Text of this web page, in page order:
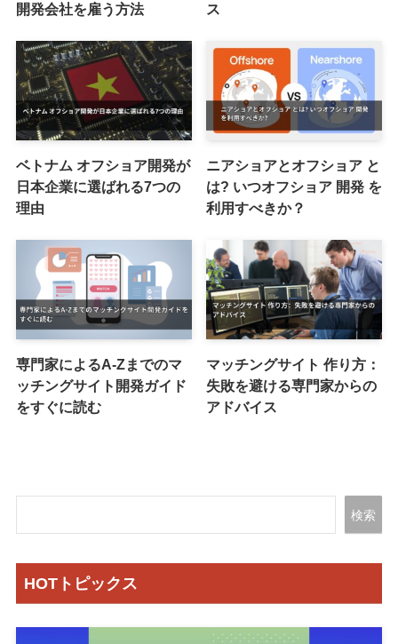
開発会社を雇う方法
ス
ベトナム オフショア開発が
日本企業に選ばれる7つの
理由
ニアショアとオフショア と
は? いつオフショア 開発 を
利用すべきか？
専門家によるA-Zまでのマ
ッチングサイト開発ガイド
をすぐに読む
マッチングサイト 作り方：
失敗を避ける専門家からの
アドバイス
検索
HOTトピックス